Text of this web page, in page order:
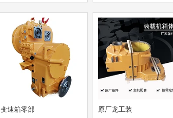
变速箱零部 原厂龙工装